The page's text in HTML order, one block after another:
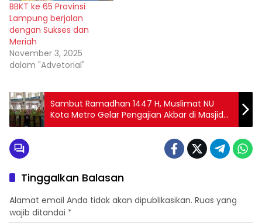
BBKT ke 65 Provinsi
Lampung berjalan
dengan Sukses dan
Meriah
November 3, 2025
dalam "Advetorial"
Sambut Ramadhan 1447 H, Muslimat NU
Kota Metro Gelar Pengajian Akbar di Masjid
Taqwa
Tinggalkan Balasan
Alamat email Anda tidak akan dipublikasikan. Ruas yang
wajib ditandai *